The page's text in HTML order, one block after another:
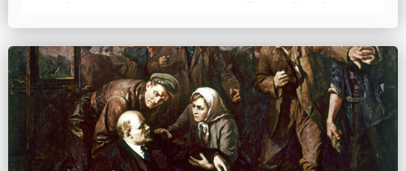
России и Дальним Востоком. Однако корабль был
августа 1873 года причалил к берегам неизвестной...